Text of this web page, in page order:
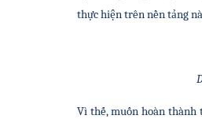
thực hiện trên nền tảng
Vì thế, muốn hoàn thành